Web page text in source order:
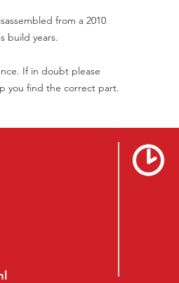
from a 2010
build years.
If in doubt please
you find the correct part.